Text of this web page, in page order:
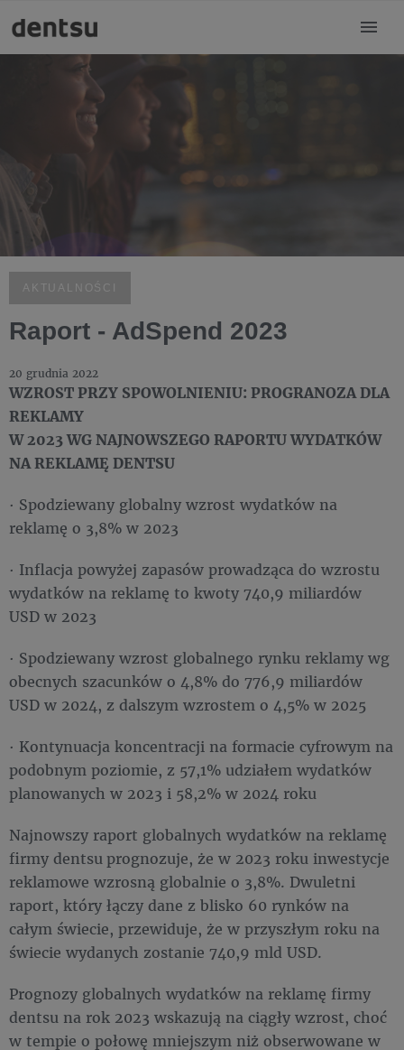
AKTUALNOŚCI
Raport - AdSpend 2023
20 grudnia 2022
WZROST PRZY SPOWOLNIENIU: PROGRANOZA DLA
REKLAMY
W 2023 WG NAJNOWSZEGO RAPORTU WYDATKÓW
NA REKLAMĘ DENTSU
· Spodziewany globalny wzrost wydatków na
reklamę o 3,8% w 2023
· Inflacja powyżej zapasów prowadząca do wzrostu
wydatków na reklamę to kwoty 740,9 miliardów
USD w 2023
· Spodziewany wzrost globalnego rynku reklamy wg
obecnych szacunków o 4,8% do 776,9 miliardów
USD w 2024, z dalszym wzrostem o 4,5% w 2025
· Kontynuacja koncentracji na formacie cyfrowym na
podobnym poziomie, z 57,1% udziałem wydatków
planowanych w 2023 i 58,2% w 2024 roku
Najnowszy raport globalnych wydatków na reklamę
firmy dentsu prognozuje, że w 2023 roku inwestycje
reklamowe wzrosną globalnie o 3,8%. Dwuletni
raport, który łączy dane z blisko 60 rynków na
całym świecie, przewiduje, że w przyszłym roku na
świecie wydanych zostanie 740,9 mld USD.
Prognozy globalnych wydatków na reklamę firmy
dentsu na rok 2023 wskazują na ciągły wzrost, choć
w tempie o połowę mniejszym niż obserwowane w